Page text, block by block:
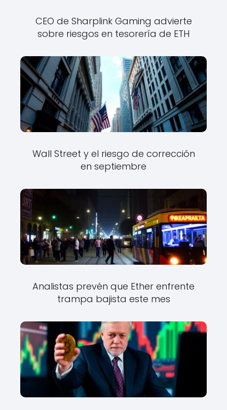
CEO de Sharplink Gaming advierte
sobre riesgos en tesorería de ETH
Wall Street y el riesgo de corrección
en septiembre
Analistas prevén que Ether enfrente
trampa bajista este mes